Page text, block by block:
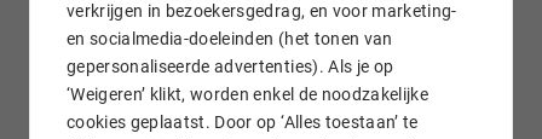
verkrijgen in bezoekersgedrag, en voor marketing-
en socialmedia-doeleinden (het tonen van
gepersonaliseerde advertenties). Als je op
‘Weigeren’ klikt, worden enkel de noodzakelijke
cookies geplaatst. Door op ‘Alles toestaan’ te
Gratis e-mail doorsturen